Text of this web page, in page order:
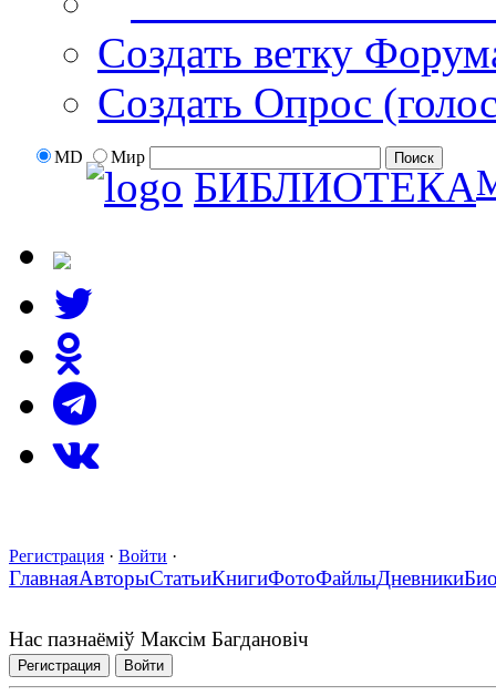
Создать ветку
Создать Опрос
MD Мир
БИБЛИОТЕКА
Регистрация · Войти ·
ГлавнаяАвторыСтатьиКнигиФотоФайлыДневники
Нас пазнаёміў Максім Багдановіч
Регистрация Войти